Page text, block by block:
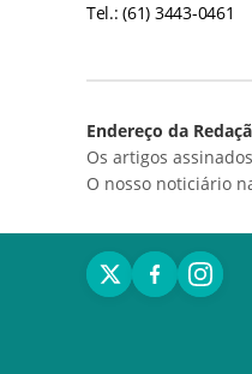
Tel.: (61) 3443-0461
Endereço da
Os artigos
O nosso noticiário